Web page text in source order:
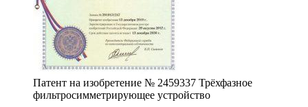
Патент на изобретение № 2459337 Трёхфазное
фильтросимметрирующее устройство